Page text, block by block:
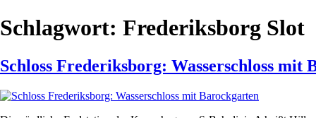
Schlagwort: Frederiksborg Slot
Schloss Frederiksborg: Wasserschloss mit